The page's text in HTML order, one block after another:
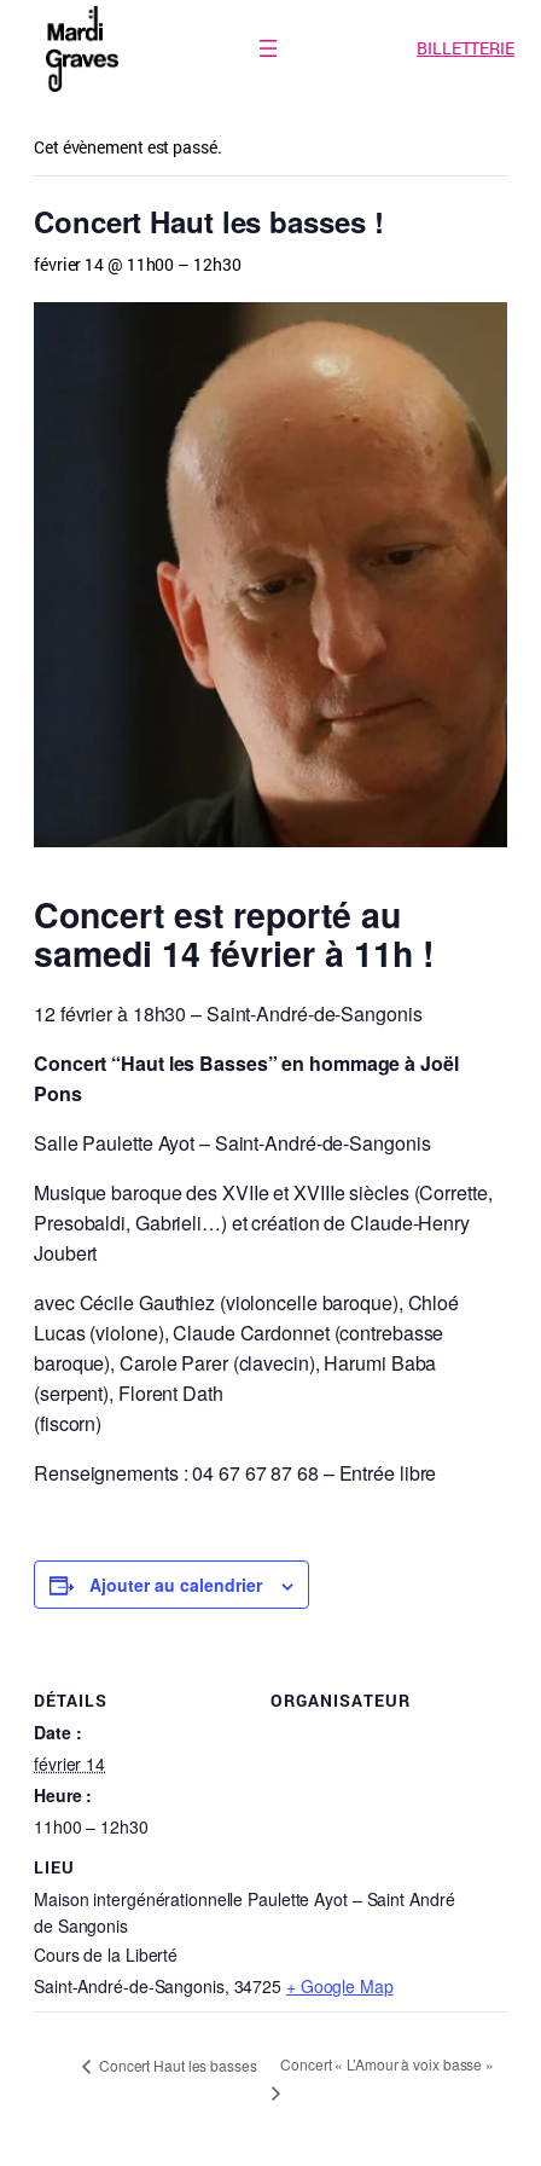
BILLETTERIE
« Tous les Évènements
Cet évènement est passé.
Concert Haut les basses !
février 14 @ 11h00 – 12h30
Concert est reporté au
samedi 14 février à 11h !
12 février à 18h30 – Saint-André-de-Sangonis
Concert “Haut les Basses” en hommage à Joël
Pons
Salle Paulette Ayot – Saint-André-de-Sangonis
Musique baroque des XVIIe et XVIIIe siècles (Corrette,
Presobaldi, Gabrieli…) et création de Claude-Henry
Joubert
avec Cécile Gauthiez (violoncelle baroque), Chloé
Lucas (violone), Claude Cardonnet (contrebasse
baroque), Carole Parer (clavecin), Harumi Baba
(serpent), Florent Dath
(fiscorn)
Renseignements : 04 67 67 87 68 – Entrée libre
Ajouter au calendrier
DÉTAILS
Date :
février 14
Heure :
11h00 – 12h30
LIEU
Maison intergénérationnelle Paulette Ayot – Saint André
de Sangonis
Cours de la Liberté
Saint-André-de-Sangonis, 34725 + Google Map
ORGANISATEUR
Concert Haut les basses Concert « L’Amour à voix basse »